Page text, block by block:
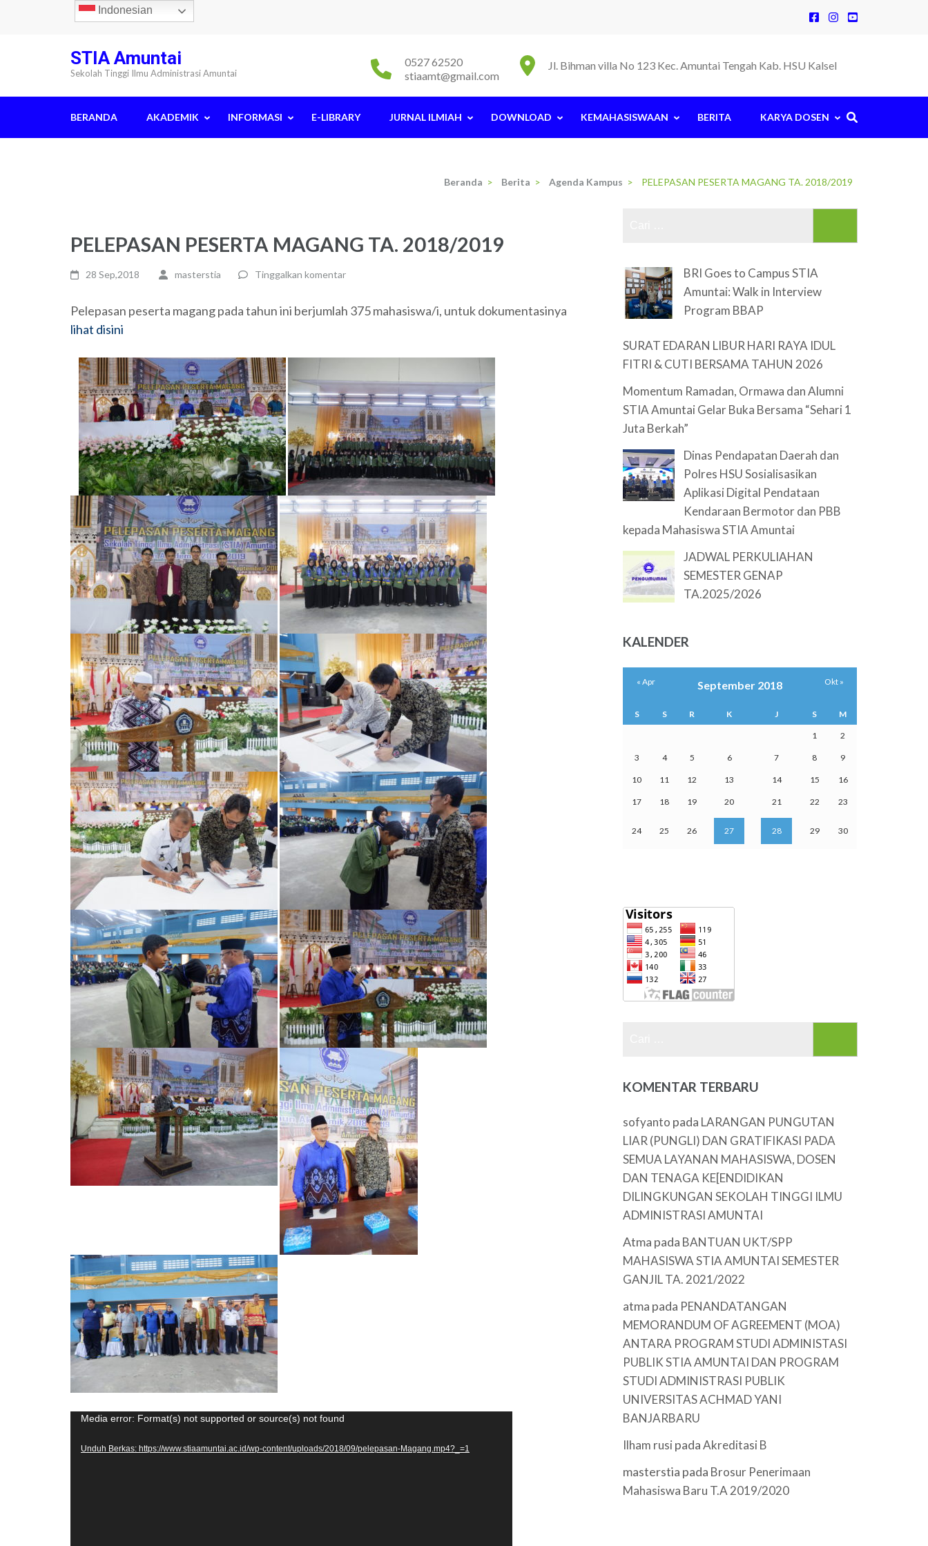
STIA Amuntai
Sekolah Tinggi Ilmu Administrasi Amuntai
Jl. Bihman villa No 123 Kec. Amuntai Tengah Kab. HSU Kalsel
0527 62520
stiaamt@gmail.com
BERANDA AKADEMIK INFORMASI E-LIBRARY JURNAL ILMIAH DOWNLOAD KEMAHASISWAAN BERITA KARYA DOSEN
Beranda > Berita > Agenda Kampus > PELEPASAN PESERTA MAGANG TA. 2018/2019
PELEPASAN PESERTA MAGANG TA. 2018/2019
28 Sep,2018 masterstia Tinggalkan komentar
Pelepasan peserta magang pada tahun ini berjumlah 375 mahasiswa/i, untuk dokumentasinya
lihat disini
Pemutar
Media error: Format(s) not supported or source(s) not found
Unduh Berkas: https://www.stiaamuntai.ac.id/wp-content/uploads/2018/09/pelepasan-Magang.mp4?_=1
BRI Goes to Campus STIA
Amuntai: Walk in Interview
Program BBAP
SURAT EDARAN LIBUR HARI RAYA IDUL
FITRI & CUTI BERSAMA TAHUN 2026
Momentum Ramadan, Ormawa dan Alumni
STIA Amuntai Gelar Buka Bersama “Sehari 1
Juta Berkah”
Dinas Pendapatan Daerah dan
Polres HSU Sosialisasikan
Aplikasi Digital Pendataan
Kendaraan Bermotor dan PBB
kepada Mahasiswa STIA Amuntai
JADWAL PERKULIAHAN
SEMESTER GENAP
TA.2025/2026
KALENDER
September 2018
S S R K J S M
1 2
3 4 5 6 7 8 9
10 11 12 13 14 15 16
17 18 19 20 21 22 23
24 25 26 27 28 29 30
« Apr Okt »
KOMENTAR TERBARU
sofyanto pada LARANGAN PUNGUTAN
LIAR (PUNGLI) DAN GRATIFIKASI PADA
SEMUA LAYANAN MAHASISWA, DOSEN
DAN TENAGA KE[ENDIDIKAN
DILINGKUNGAN SEKOLAH TINGGI ILMU
ADMINISTRASI AMUNTAI
Atma pada BANTUAN UKT/SPP
MAHASISWA STIA AMUNTAI SEMESTER
GANJIL TA. 2021/2022
atma pada PENANDATANGAN
MEMORANDUM OF AGREEMENT (MOA)
ANTARA PROGRAM STUDI ADMINISTASI
PUBLIK STIA AMUNTAI DAN PROGRAM
STUDI ADMINISTRASI PUBLIK
UNIVERSITAS ACHMAD YANI
BANJARBARU
Ilham rusi padaAkreditasi B
masterstia pada Brosur Penerimaan
Mahasiswa Baru T.A 2019/2020
Indonesian